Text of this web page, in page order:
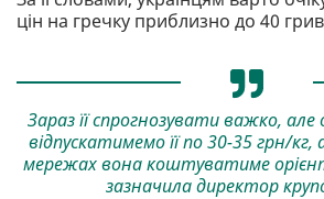
цін на гречку приблизно до 40
Зараз її спрогнозувати важко,
відпускатимемо її по 30-35 грн/
мережах вона коштуватиме
зазначила директор